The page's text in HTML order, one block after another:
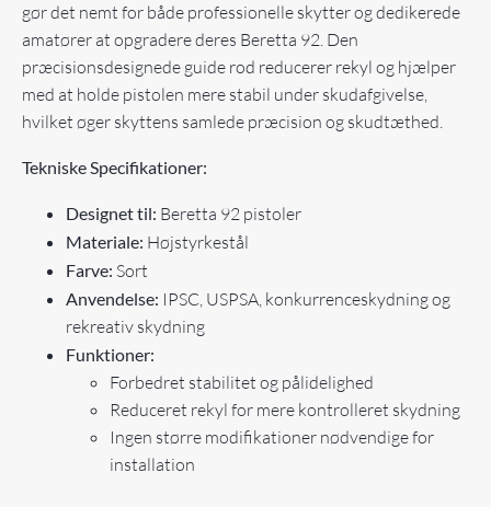
gør det nemt for både professionelle skytter og dedikerede
amatører at opgradere deres Beretta 92. Den
præcisionsdesignede guide rod reducerer rekyl og hjælper
med at holde pistolen mere stabil under skudafgivelse,
hvilket øger skyttens samlede præcision og skudtæthed.
Tekniske Specifikationer:
Designet til: Beretta 92 pistoler
Materiale: Højstyrkestål
Farve: Sort
Anvendelse: IPSC, USPSA, konkurrenceskydning og
rekreativ skydning
Funktioner:
Forbedret stabilitet og pålidelighed
Reduceret rekyl for mere kontrolleret skydning
Ingen større modifikationer nødvendige for
installation